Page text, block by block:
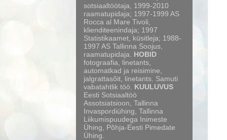
sotsiaaltöötaja, 1999-2010
raamatupidaja; 1997-1999 AS
Rocca al Mare Tivoli,
klienditeenindaja; 1997
Statistikaamet, küsitleja; 1988-
1997 AS Tallinna Soojus,
raamatupidaja. HOBID
fotograafia, linetants,
automatkad ja reisimine,
jalgrattasõit, linetants. Samuti
vabatahtlik töö. KUULUVUS
Eesti Sotsiaaltöö
Assotsiatsioon, Tallinna
Invaspordiühing, Tallinna
Liikumispuudega Inimeste
Ühing, Põhja-Eesti Pimedate
Ühing.